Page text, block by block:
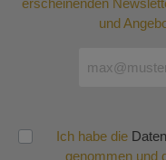
erscheinenden
und
Ich habe die
genommen und